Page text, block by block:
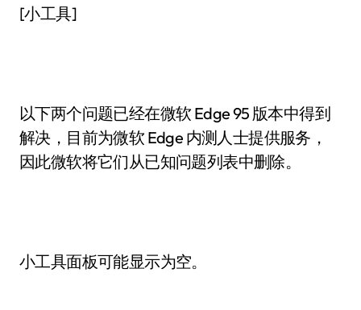
[小工具]
以下两个问题已经在微软 Edge 95 版本中得到
解决，目前为微软 Edge 内测人士提供服务，
因此微软将它们从已知问题列表中删除。
小工具面板可能显示为空。